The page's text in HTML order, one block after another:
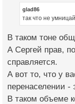
glad86
так что не
В таком тоне
А Сергей прав,
справляется.
А вот то, что у
перенаселении -
В таком объеме